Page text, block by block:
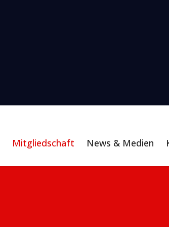
Mitgliedschaft News & Medien